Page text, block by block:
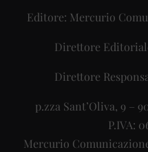
Editore: Mercurio
Direttore
Direttore
p.zza Sant’Oliva, 9 –
P.IVA:
Mercurio